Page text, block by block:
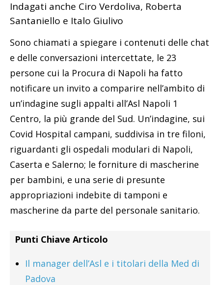
Indagati anche Ciro Verdoliva, Roberta
Santaniello e Italo Giulivo
Sono chiamati a spiegare i contenuti delle chat
e delle conversazioni intercettate, le 23
persone cui la Procura di Napoli ha fatto
notificare un invito a comparire nell’ambito di
un’indagine sugli appalti all’Asl Napoli 1
Centro, la più grande del Sud. Un’indagine, sui
Covid Hospital campani, suddivisa in tre filoni,
riguardanti gli ospedali modulari di Napoli,
Caserta e Salerno; le forniture di mascherine
per bambini, e una serie di presunte
appropriazioni indebite di tamponi e
mascherine da parte del personale sanitario.
Punti Chiave Articolo
Il manager dell’Asl e i titolari della Med di
Padova